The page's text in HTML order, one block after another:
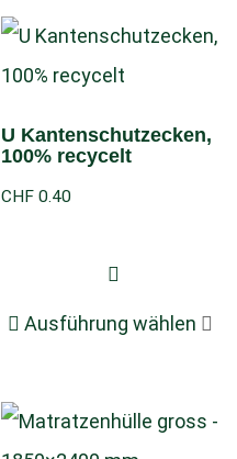
U Kantenschutzecken,
100% recycelt
CHF0.40
Ausführung wählen